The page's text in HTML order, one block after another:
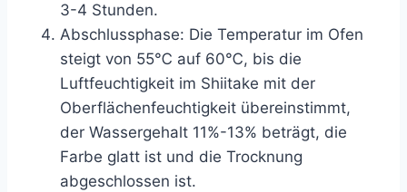
3-4 Stunden.
Abschlussphase: Die Temperatur im Ofen
steigt von 55℃ auf 60℃, bis die
Luftfeuchtigkeit im Shiitake mit der
Oberflächenfeuchtigkeit übereinstimmt,
der Wassergehalt 11%-13% beträgt, die
Farbe glatt ist und die Trocknung
abgeschlossen ist.